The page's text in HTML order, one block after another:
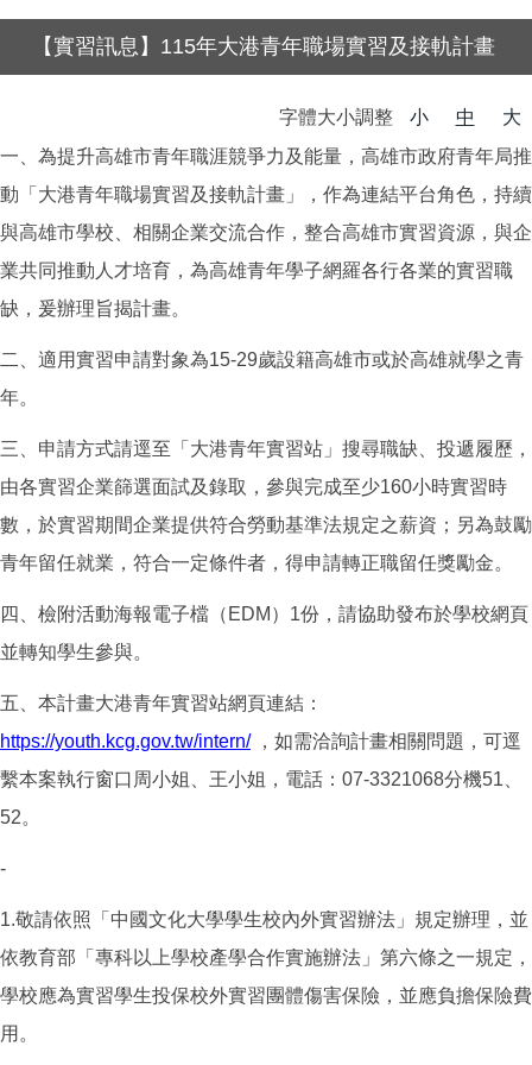
【實習訊息】115年大港青年職場實習及接軌計畫
字體大小調整 小 中
大
一、為提升高雄市青年職涯競爭力及能量，高雄市政府青年局推
動「大港青年職場實習及接軌計畫」，作為連結平台角色，持續
與高雄市學校、相關企業交流合作，整合高雄市實習資源，與企
業共同推動人才培育，為高雄青年學子網羅各行各業的實習職
缺，爰辦理旨揭計畫。
二、適用實習申請對象為15-29歲設籍高雄市或於高雄就學之青
年。
三、申請方式請逕至「大港青年實習站」搜尋職缺、投遞履歷，
由各實習企業篩選面試及錄取，參與完成至少160小時實習時
數，於實習期間企業提供符合勞動基準法規定之薪資；另為鼓勵
青年留任就業，符合一定條件者，得申請轉正職留任獎勵金。
四、檢附活動海報電子檔（ EDM ） 1份，請協助發布於學校網頁
並轉知學生參與。
五、本計畫大港青年實習站網頁連結：
https://youth.kcg.gov.tw/intern/
，如需洽詢計畫相關問題，可逕
繫本案執行窗口周小姐、王小姐，電話： 07-3321068分機51
52。
-
1.敬請依照「中國文化大學學生校內外實習辦法」規定辦理，並
依教育部「專科以上學校產學合作實施辦法」第六條之一規定，
學校應為實習學生投保校外實習團體傷害保險，並應負擔保險費
用。